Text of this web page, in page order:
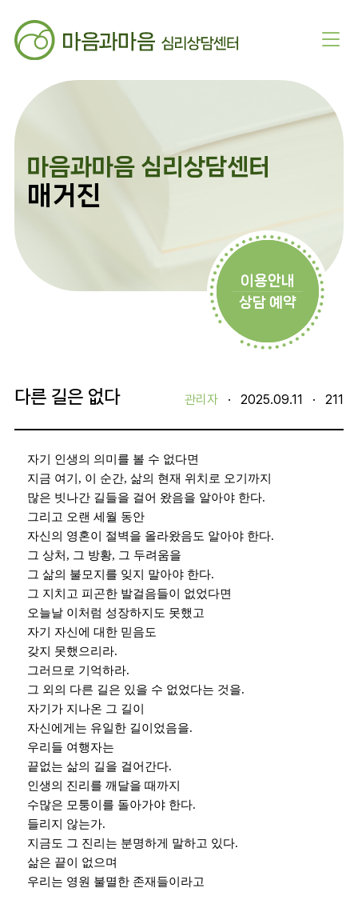
이용안내
상담 예약
마음과마음 심리상담센터
매거진
다른 길은 없다 관리자 · 2025.09.11 · 211
자기 인생의 의미를 볼 수 없다면
지금 여기 , 이 순간, 삶의 현재 위치로 오기까지
많은 빗나간 길들을 걸어 왔음을 알아야 한다.
그리고 오랜 세월 동안
자신의 영혼이 절벽을 올라왔음도 알아야 한다.
그 상처 , 그 방황, 그 두려움을
그 삶의 불모지를 잊지 말아야 한다.
그 지치고 피곤한 발걸음들이 없었다면
오늘날 이처럼 성장하지도 못했고
자기 자신에 대한 믿음도
갖지 못했으리라.
그러므로 기억하라.
그 외의 다른 길은 있을 수 없었다는 것을.
자기가 지나온 그 길이
자신에게는 유일한 길이었음을.
우리들 여행자는
끝없는 삶의 길을 걸어간다.
인생의 진리를 깨달을 때까지
수많은 모퉁이를 돌아가야 한다.
들리지 않는가.
지금도 그 진리는 분명하게 말하고 있다.
삶은 끝이 없으며
우리는 영원 불멸한 존재들이라고